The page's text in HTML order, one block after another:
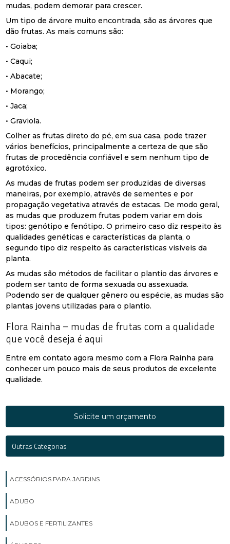
mudas, podem demorar para crescer.
Um tipo de árvore muito encontrada, são as árvores que
dão frutas. As mais comuns são:
• Goiaba;
• Caqui;
• Abacate;
• Morango;
• Jaca;
• Graviola.
Colher as frutas direto do pé, em sua casa, pode trazer
vários benefícios, principalmente a certeza de que são
frutas de procedência confiável e sem nenhum tipo de
agrotóxico.
As mudas de frutas podem ser produzidas de diversas
maneiras, por exemplo, através de sementes e por
propagação vegetativa através de estacas. De modo geral,
as mudas que produzem frutas podem variar em dois
tipos: genótipo e fenótipo. O primeiro caso diz respeito às
qualidades genéticas e características da planta, o
segundo tipo diz respeito às características visíveis da
planta.
As mudas são métodos de facilitar o plantio das árvores e
podem ser tanto de forma sexuada ou assexuada.
Podendo ser de qualquer gênero ou espécie, as mudas são
plantas jovens utilizadas para o plantio.
Flora Rainha – mudas de frutas com a qualidade
que você deseja é aqui
Entre em contato agora mesmo com a Flora Rainha para
conhecer um pouco mais de seus produtos de excelente
qualidade.
Solicite um orçamento
Outras Categorias
ACESSÓRIOS PARA JARDINS
ADUBO
ADUBOS E FERTILIZANTES